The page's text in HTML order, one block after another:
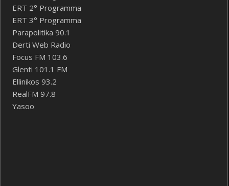
ERT 2° Programma
ERT 3° Programma
Parapolitika 90.1
Derti Web Radio
Focus FM 103.6
Glenti 101.1 FM
Ellinikos 93.2
RealFM 97.8
Yasoo